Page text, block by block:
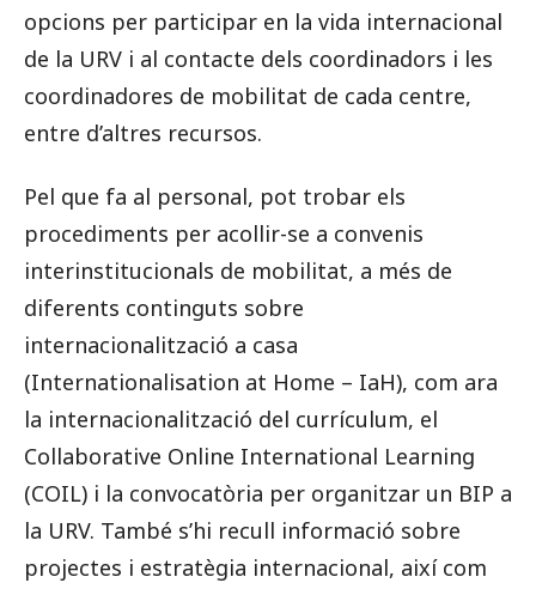
opcions per participar en la vida internacional
de la URV i al contacte dels coordinadors i les
coordinadores de mobilitat de cada centre,
entre d’altres recursos.
Pel que fa al personal, pot trobar els
procediments per acollir-se a convenis
interinstitucionals de mobilitat, a més de
diferents continguts sobre
internacionalització a casa
(Internationalisation at Home – IaH), com ara
la internacionalització del currículum, el
Collaborative Online International Learning
(COIL) i la convocatòria per organitzar un BIP a
la URV. També s’hi recull informació sobre
projectes i estratègia internacional, així com